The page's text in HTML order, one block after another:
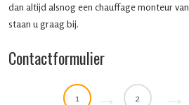
dan altijd alsnog een chauffage monteur van
staan u graag bij.
Contactformulier
1 2